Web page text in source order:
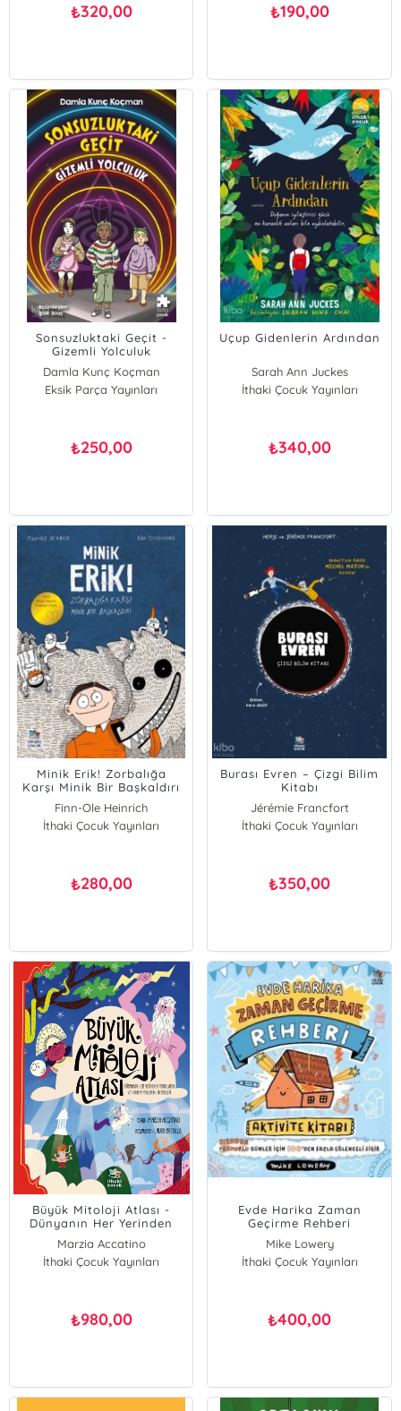
₺320,00 ₺190,00
Sonsuzluktaki Geçit -
Gizemli Yolculuk
Damla Kunç Koçman
Eksik Parça Yayınları
₺250,00
Uçup Gidenlerin Ardından
Sarah Ann Juckes
İthaki Çocuk Yayınları
₺340,00
Minik Erik! Zorbalığa
Karşı Minik Bir Başkaldırı
Finn-Ole Heinrich
İthaki Çocuk Yayınları
₺280,00
Burası Evren – Çizgi Bilim
Kitabı
Jérémie Francfort
Herji Francfort
İthaki Çocuk Yayınları
₺350,00
Büyük Mitoloji Atlası -
Dünyanın Her Yerinden
Kahramanların Hikâyeleri
Marzia Accatino
İthaki Çocuk Yayınları
₺980,00
Evde Harika Zaman
Geçirme Rehberi
Mike Lowery
İthaki Çocuk Yayınları
₺400,00